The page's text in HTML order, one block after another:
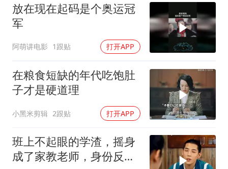
放在现在起码是个奥运冠
军
阿萌讲电影 1跟贴 打开APP
在粮食短缺的年代吃饱肚
子才是硬道理
小黑米剪辑 2跟贴 打开APP
班上不起眼的学渣，摇身
成了家教老师，身份反转